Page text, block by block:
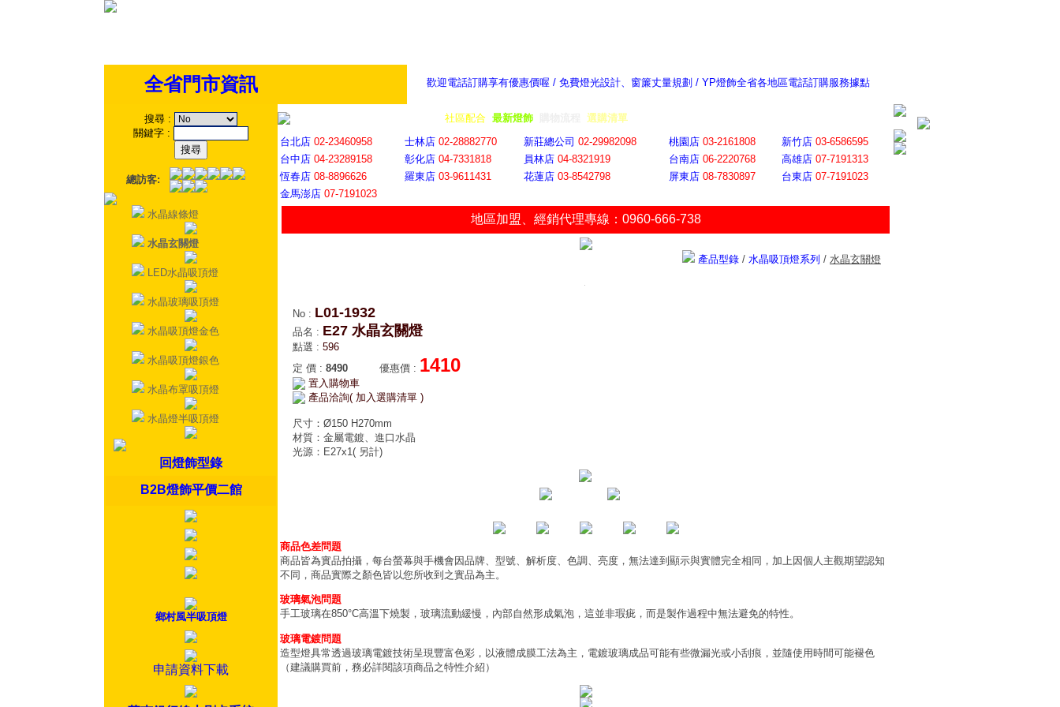
歡迎電話訂購享有優惠價喔 / 免費燈光設計、窗簾丈量規劃 / YP燈飾全省各地區電話訂購服務據點
全省門市資訊
搜尋 :
關鍵字 :
總訪客:
水晶線條燈
水晶玄關燈
LED水晶吸頂燈
水晶玻璃吸頂燈
水晶吸頂燈金色
水晶吸頂燈銀色
水晶布罩吸頂燈
水晶燈半吸頂燈
回燈飾型錄
B2B燈飾平價二館
鄉村風半吸頂燈
申請資料下載
社區配合 最新燈飾 選購清單
台北店 02-23460958 士林店 02-28882770 新莊總公司 02-29982098 桃園店 03-2161808 新竹店 03-6586595
台中店 04-23289158 彰化店 04-7331818 員林店 04-8321919 台南店 06-2220768 高雄店 07-7191313
恆春店 08-8896626 羅東店 03-9611431 花蓮店 03-8542798 屏東店 08-7830897 台東店 07-7191023
金馬澎店 07-7191023
地區加盟 經銷代理專線：0960-666-738
產品型錄 / 水晶吸頂燈系列 / 水晶玄關燈
No : L01-1932
品名 : E27 水晶玄關燈
點選 : 596
定 價 : 8490 優惠價 : 1410
置入購物車
產品洽詢( 加入選購清單 )
尺寸：Ø150 H270mm
材質：金屬電鍍、進口水晶
光源：E27x1( 另計)
商品色差問題
商品皆為實品拍攝，每台螢幕與手機會因品牌、型號、解析度、色調、亮度，無法達到顯示與實體完全相同，加上因個人主觀期望認知
不同，商品實際之顏色皆以您所收到之實品為主。
玻璃氣泡問題
手工玻璃在850°C高溫下燒製，玻璃流動緩慢，內部自然形成氣泡，這並非瑕疵，而是製作過程中無法避免的特性。
玻璃電鍍問題
造型燈具常透過玻璃電鍍技術呈現豐富色彩，以液體成膜工法為主，電鍍玻璃成品可能有些微漏光或小刮痕，並隨使用時間可能褪色
（建議購買前，務必詳閱該項商品之特性介紹）